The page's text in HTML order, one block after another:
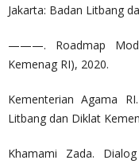
Jakarta: Badan Litbang
———. Roadmap
Kemenag RI), 2020.
Kementerian Agama
Litbang dan Diklat
Khamami Zada.